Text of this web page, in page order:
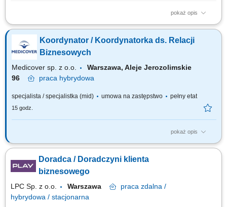
pokaż opis
Aktywne pozyskiwanie nowych klientów z sektora MŚP. Budowanie relacji
z właścicielami firm i osobami decyzyjnymi. Prowadzenie spotkań
handlowych, prezentacji oraz negocjacji biznesowych. Analiza potrzeb
klientów i przygotowywanie dopasowanych rozwiązań z zakresu usług
mobilnych oraz ICT....
Koordynator / Koordynatorka ds. Relacji
Biznesowych
Medicover sp. z o.o.
Warszawa, Aleje Jerozolimskie
96
praca hybrydowa
specjalista / specjalistka (mid) umowa na zastępstwo pełny etat
15 godz.
pokaż opis
Twoje zadania: Zarządzanie powierzonym portfolio klientów biznesowych
warunków współpracy oraz przedłużanie umów Realizacja celów
sprzedażowych poprzez aktywny kontakt telefoniczny z klientami z
Doradca / Doradczyni klienta
biznesowego
LPC Sp. z o.o. Warszawa praca zdalna /
hybrydowa / stacjonarna